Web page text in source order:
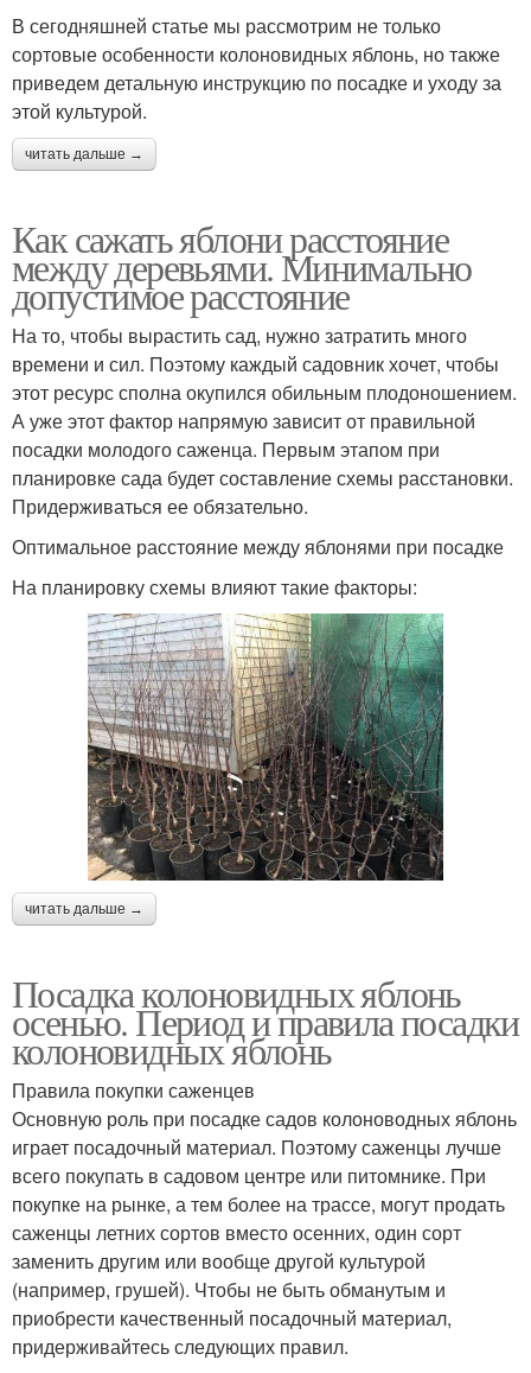
В сегодняшней статье мы рассмотрим не только
сортовые особенности колоновидных яблонь, но также
приведем детальную инструкцию по посадке и уходу за
этой культурой.
читать дальше →
Как сажать яблони расстояние
между деревьями. Минимально
допустимое расстояние
На то, чтобы вырастить сад, нужно затратить много
времени и сил. Поэтому каждый садовник хочет, чтобы
этот ресурс сполна окупился обильным плодоношением.
А уже этот фактор напрямую зависит от правильной
посадки молодого саженца. Первым этапом при
планировке сада будет составление схемы расстановки.
Придерживаться ее обязательно.
Оптимальное расстояние между яблонями при посадке
На планировку схемы влияют такие факторы:
читать дальше →
Посадка колоновидных яблонь
осенью. Период и правила посадки
колоновидных яблонь
Правила покупки саженцев
Основную роль при посадке садов колоноводных яблонь
играет посадочный материал. Поэтому саженцы лучше
всего покупать в садовом центре или питомнике. При
покупке на рынке, а тем более на трассе, могут продать
саженцы летних сортов вместо осенних, один сорт
заменить другим или вообще другой культурой
(например, грушей). Чтобы не быть обманутым и
приобрести качественный посадочный материал,
придерживайтесь следующих правил.